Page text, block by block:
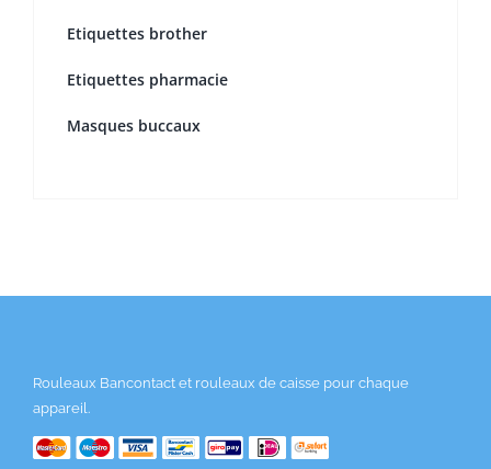
Etiquettes brother
Etiquettes pharmacie
Masques buccaux
Rouleaux Bancontact et rouleaux de caisse pour chaque
appareil.